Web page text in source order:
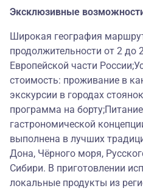
Эксклюзивные
Широкая география
продолжительности от 2 до
Европейской части
стоимость: проживание в
экскурсии в городах
программа на
гастрономической
выполнена в лучших
Дона, Чёрного моря,
Сибири. В приготовлении
локальные продукты из